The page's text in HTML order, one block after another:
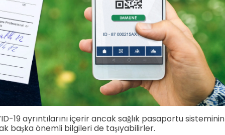
19 ayrıntılarını içerir ancak sağlık pasaportu sisteminin
başka önemli bilgileri de taşıyabilirler.